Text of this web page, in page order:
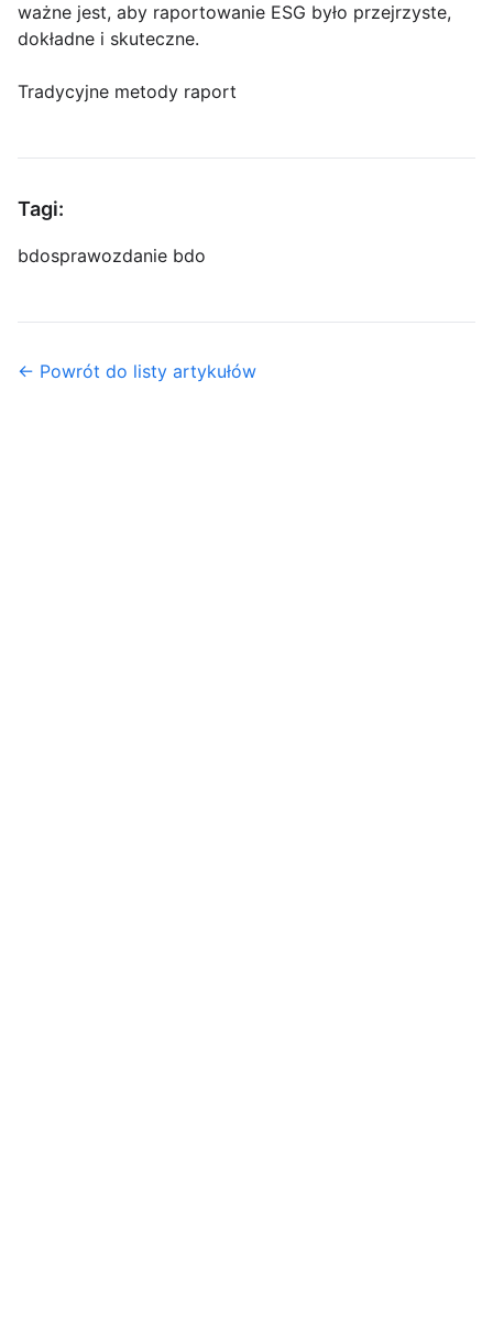
ważne jest, aby raportowanie ESG było przejrzyste,
dokładne i skuteczne.
Tradycyjne metody raport
Tagi:
bdosprawozdanie bdo
← Powrót do listy artykułów